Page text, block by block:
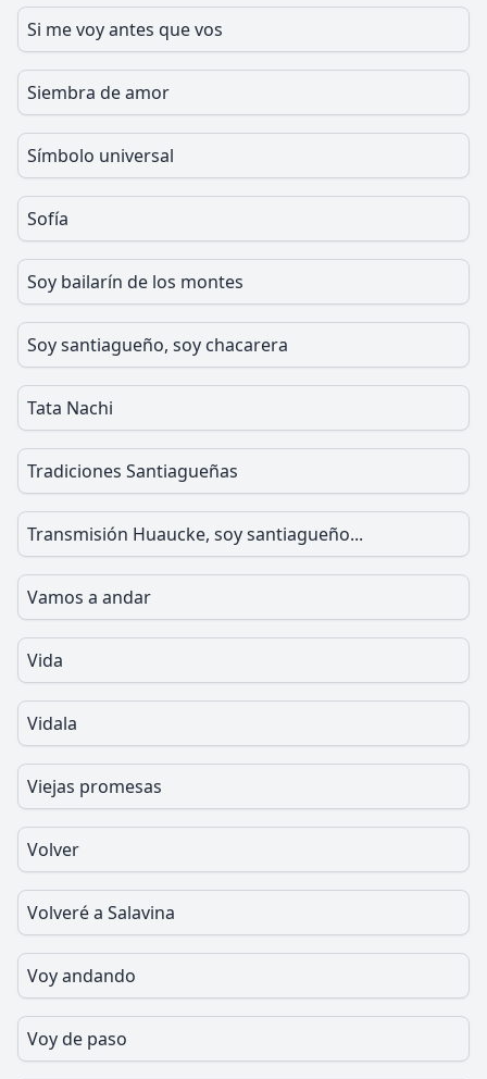
Si me voy antes que vos
Siembra de amor
Símbolo universal
Sofía
Soy bailarín de los montes
Soy santiagueño, soy chacarera
Tata Nachi
Tradiciones Santiagueñas
Transmisión Huaucke, soy santiagueño...
Vamos a andar
Vida
Vidala
Viejas promesas
Volver
Volveré a Salavina
Voy andando
Voy de paso